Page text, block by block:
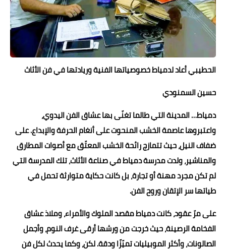
حوادث وقضايا
خدمات
الصحه والجمال
فن المطبخ
الحطيبي أعاد لدمياط خصوصياتها الفنية وريادتها في فن الأثاث
حسين السمنودي
دمياط… المدينة التي طالما تغنّى بها عشاق الفن اليدوي،
واعتبروها عاصمة الخشب المنحوت على أنغام الحرفة والإبداع. على
ضفاف النيل، حيث تتمازج رائحة الخشب المعتّق مع أصوات المطارق
والمناشير، ولدت مدرسة دمياط في صناعة الأثاث، تلك المدرسة التي
لم تكن مجرد مهنة أو تجارة، بل كانت حكاية متوارثة تحمل في
طياتها سر الإتقان وروح الفن.
على مرّ عقود، كانت دمياط مقصد الملوك والأمراء، وملاذ عشاق
الفخامة الرصينة، حيث خرجت من ورشها أرقى غرف النوم، وأجمل
الصالونات، وأكثر الموبيليات تميّزًا ودقة. لكن، وكما يحدث لكل فن